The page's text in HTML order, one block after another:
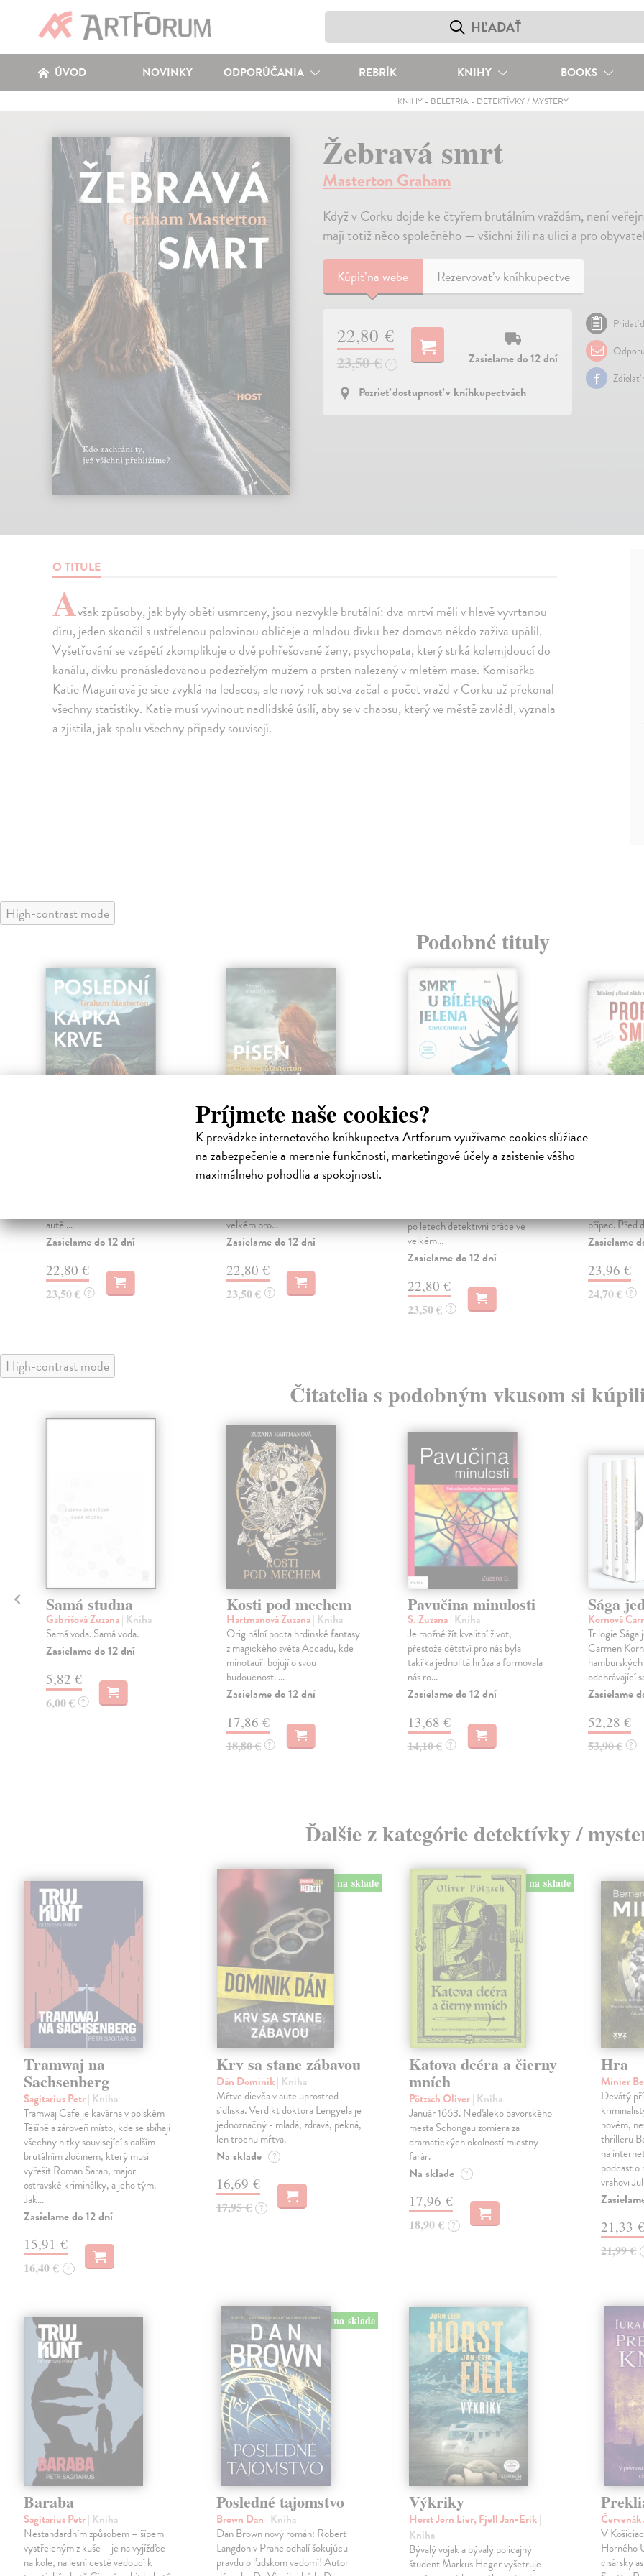
Príjmete naše cookies?
K prevádzke internetového kníhkupectva Artforum využívame cookies slúžiace
na zabezpečenie a meranie funkčnosti, marketingové účely a zaistenie vášho
maximálneho pohodlia a spokojnosti.
ÚVOD NOVINKY ODPORÚČANIA REBRÍK KNIHY BOOKS
KNIHY- BELETRIA- DETEKTÍVKY / MYSTERY
Žebravá smrt
Masterton Graham
Když v Corku dojde ke čtyřem brutálním vraždám, není
mají totiž něco společného — všichni žili na ulici a pro
Kúpiťna webe Rezervovať v kníhkupectve
22,80 €
23,50 € ?
Zasielame do 12 dní
Pozrieť dostupnosť v kníhkupectvách
Pridať
Zdielať
O TITULE
Avšak způsoby, jak byly oběti usmrceny, jsou nezvykle brutální: dva mrtví měli v hlavě vyvrtanou
díru, jeden skončil s ustřelenou polovinou obličeje a mladou dívku bez domova někdo zaživa upálil.
Vyšetřování se vzápětí zkomplikuje o dvě pohřešované ženy, psychopata, který strká kolemjdoucí do
kanálu, dívku pronásledovanou podezřelým mužem a prsten nalezený v mletém mase. Komisařka
Katie Maguirová je sice zvyklá na ledacos, ale nový rok sotva začal a počet vražd v Corku už překonal
všechny statistiky. Katie musí vyvinout nadlidské úsilí, aby se v chaosu, který ve městě zavládl, vyznala
a zjistila, jak spolu všechny případy souvisejí.
High-contrast mode
Podobné tituly
autě ...
Zasielame do 12 dní
22,80 €
23,50 € ?
Píseň mrtvých
Masterton Graham
Devátý díl série s komisařkou
velkém pro...
Zasielame do 12 dní
22,80 €
23,50 € ?
Smrt U bílého
jelena
po letech detektivní práce ve
velkém...
Zasielame do 12 dní
22,80 €
23,50 € ?
Soukromá
Kate
případ. Před
Zasielame
23,96 €
24,70 € ?
High-contrast mode
Čitatelia s podobným vkusom si
Samá studna
Gabrišová Zuzana| Kniha
Samá voda. Samá voda.
Zasielame do 12 dní
5,82 €
6,00 € ?
Kosti pod mechem
Hartmanová Zuzana| Kniha
Originální pocta hrdinské fantasy
z magického světa Accadu, kde
minotauři bojují o svou
budoucnost. ...
Zasielame do 12 dní
17,86 €
18,80 € ?
Pavučina minulosti
S. Zuzana| Kniha
Je možné žít kvalitní život,
přestože dětství pro nás byla
takřka jednolitá hrůza a formovala
nás ro...
Zasielame do 12 dní
13,68 €
14,10 € ?
Sága
Kornová
Trilogie
Carmen
odehrávající
Zasielame
52,28 €
53,90 € ?
Ďalšie z kategórie detektívky /
Tramwaj na
Sachsenberg
Sagitarius Petr| Kniha
Tramwaj Cafe je kavárna v polském
Těšíně a zároveň místo, kde se sbíhají
všechny nitky související s dalším
brutálním zločinem, který musí
vyřešit Roman Saran, major
ostravské kriminálky, a jeho tým.
Jak…
Zasielame do 12 dní
15,91 €
16,40 € ?
na sklade
Krv sa stane zábavou
Dán Dominik| Kniha
Mŕtve dievča v aute uprostred
sídliska. Verdikt doktora Lengyela je
jednoznačný - mladá, zdravá, pekná,
len trochu mŕtva.
Na sklade ?
16,69 €
17,95 € ?
na sklade
Katova dcéra a čierny
mních
Pötzsch Oliver| Kniha
Január 1663. Neďaleko bavorského
mesta Schongau zomiera za
dramatických okolností miestny
farár.
Na sklade ?
17,96 €
18,90 € ?
Hra
Minier
Devátý
novém,
thrilleru
na
podcast
vrahovi
21,33 €
21,99 €
Baraba
Sagitarius Petr| Kniha
Nestandardním způsobem – šípem
vystřeleným z kuše – je na vyjížďce
na kole, na lesní cestě vedoucí k
na sklade
Posledné tajomstvo
Brown Dan | Kniha
Dan Brown nový román: Robert
Langdon v Prahe odhalí šokujúcu
pravdu o ľudskom vedomí! Autor
Výkriky
Horst Jorn Lier, Fjell Jan-Erik|
Kniha
Bývalý vojak a bývalý policajný
študent Markus Heger vyšetruje
Červenák
V
Horného
cisársky